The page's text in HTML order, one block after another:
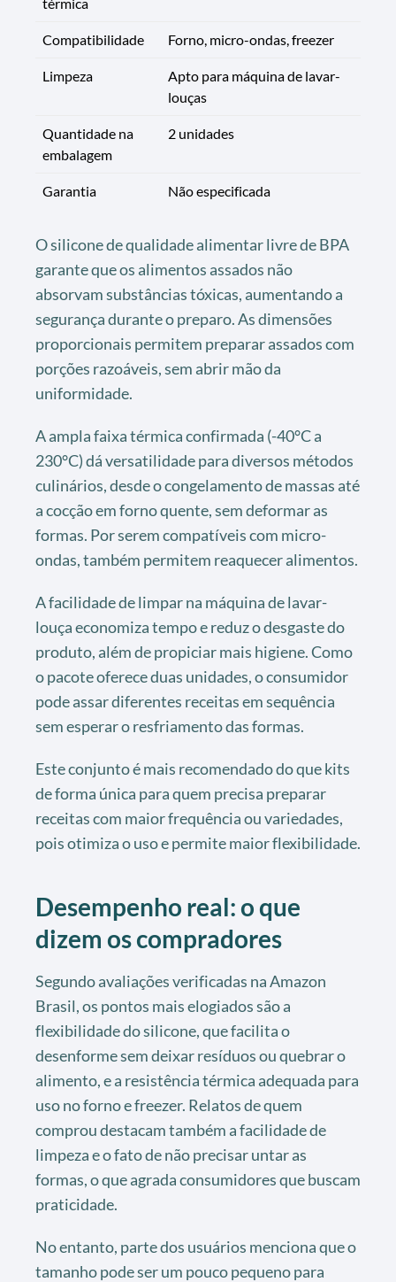
Compatibilidade Forno, micro-ondas, freezer
Limpeza
Apto para máquina de lavar-
louças
Quantidade na
embalagem
2 unidades
Garantia Não especificada
O silicone de qualidade alimentar livre de BPA
garante que os alimentos assados não
absorvam substâncias tóxicas, aumentando a
segurança durante o preparo. As dimensões
proporcionais permitem preparar assados com
porções razoáveis, sem abrir mão da
uniformidade.
A ampla faixa térmica confirmada (-40°C a
230°C) dá versatilidade para diversos métodos
culinários, desde o congelamento de massas até
a cocção em forno quente, sem deformar as
formas. Por serem compatíveis com micro-
ondas, também permitem reaquecer alimentos.
A facilidade de limpar na máquina de lavar-
louça economiza tempo e reduz o desgaste do
produto, além de propiciar mais higiene. Como
o pacote oferece duas unidades, o consumidor
pode assar diferentes receitas em sequência
sem esperar o resfriamento das formas.
Este conjunto é mais recomendado do que kits
de forma única para quem precisa preparar
receitas com maior frequência ou variedades,
pois otimiza o uso e permite maior flexibilidade.
Desempenho real: o que
dizem os compradores
Segundo avaliações verificadas na Amazon
Brasil, os pontos mais elogiados são a
flexibilidade do silicone, que facilita o
desenforme sem deixar resíduos ou quebrar o
alimento, e a resistência térmica adequada para
uso no forno e freezer. Relatos de quem
comprou destacam também a facilidade de
limpeza e o fato de não precisar untar as
formas, o que agrada consumidores que buscam
praticidade.
No entanto, parte dos usuários menciona que o
tamanho pode ser um pouco pequeno para